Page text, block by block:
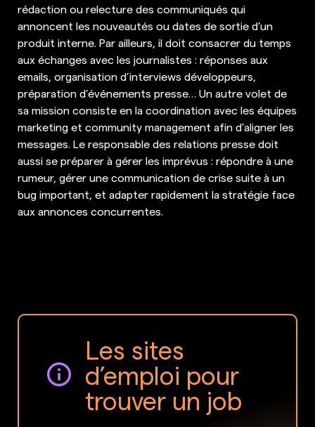
rédaction ou relecture des communiqués qui
annoncent les nouveautés ou dates de sortie d’un
produit interne. Par ailleurs, il doit consacrer du temps
aux échanges avec les journalistes : réponses aux
emails, organisation d’interviews développeurs,
préparation d’événements presse… Un autre volet de
sa mission consiste en la coordination avec les équipes
marketing et community management afin d’aligner les
messages. Le responsable des relations presse doit
aussi se préparer à gérer les imprévus : répondre à une
rumeur, gérer une communication de crise suite à un
bug important, et adapter rapidement la stratégie face
aux annonces concurrentes.
Les sites
d’emploi pour
trouver un job